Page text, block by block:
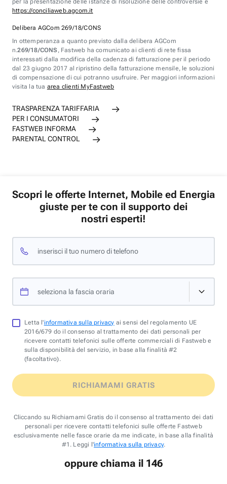
per la presentazione delle istanze di risoluzione delle controversie è
https://conciliaweb.agcom.it
Delibera AGCom 269/18/CONS
In ottemperanza a quanto previsto dalla delibera AGCom
n.269/18/CONS , Fastweb ha comunicato ai clienti di rete fissa
interessati dalla modifica della cadenza di fatturazione per il periodo
dal 23 giugno 2017 al ripristino della fatturazione mensile, le soluzioni
di compensazione di cui potranno usufruire. Per maggiori informazioni
visita la tua area clienti MyFastweb
TRASPARENZA TARIFFARIA
PER I CONSUMATORI
FASTWEB INFORMA
PARENTAL CONTROL
Scopri le offerte Internet, Mobile ed Energia
giuste per te con il supporto dei
nostri esperti!
inserisci il tuo numero di telefono
seleziona la fascia oraria
Letta l'informativa sulla privacy ai sensi del regolamento UE
2016/679 do il consenso al trattamento dei dati personali per
ricevere contatti telefonici sulle offerte commerciali di Fastweb e
sulla disponibilità del servizio, in base alla finalità #2
(facoltativo).
RICHIAMAMI GRATIS
Cliccando su Richiamami Gratis do il consenso al trattamento dei dati
personali per ricevere contatti telefonici sulle offerte Fastweb
esclusivamente nelle fasce orarie da me indicate, in base alla finalità
#1. Leggi l'informativa sulla privacy.
oppure chiama il 146